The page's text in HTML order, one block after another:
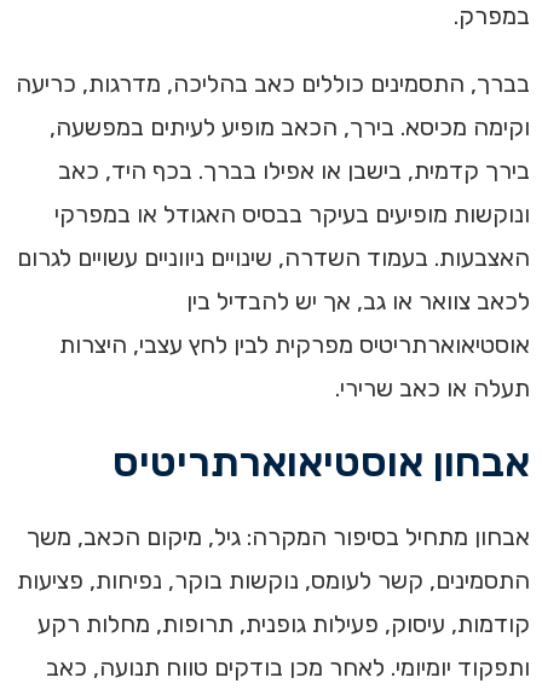
במפרק.
בברך, התסמינים כוללים כאב בהליכה, מדרגות, כריעה
וקימה מכיסא. בירך, הכאב מופיע לעיתים במפשעה,
בירך קדמית, בישבן או אפילו בברך. בכף היד, כאב
ונוקשות מופיעים בעיקר בבסיס האגודל או במפרקי
האצבעות. בעמוד השדרה, שינויים ניווניים עשויים לגרום
לכאב צוואר או גב, אך יש להבדיל בין
אוסטיאוארתריטיס מפרקית לבין לחץ עצבי, היצרות
תעלה או כאב שרירי.
אבחון אוסטיאוארתריטיס
אבחון מתחיל בסיפור המקרה: גיל, מיקום הכאב, משך
התסמינים, קשר לעומס, נוקשות בוקר, נפיחות, פציעות
קודמות, עיסוק, פעילות גופנית, תרופות, מחלות רקע
ותפקוד יומיומי. לאחר מכן בודקים טווח תנועה, כאב